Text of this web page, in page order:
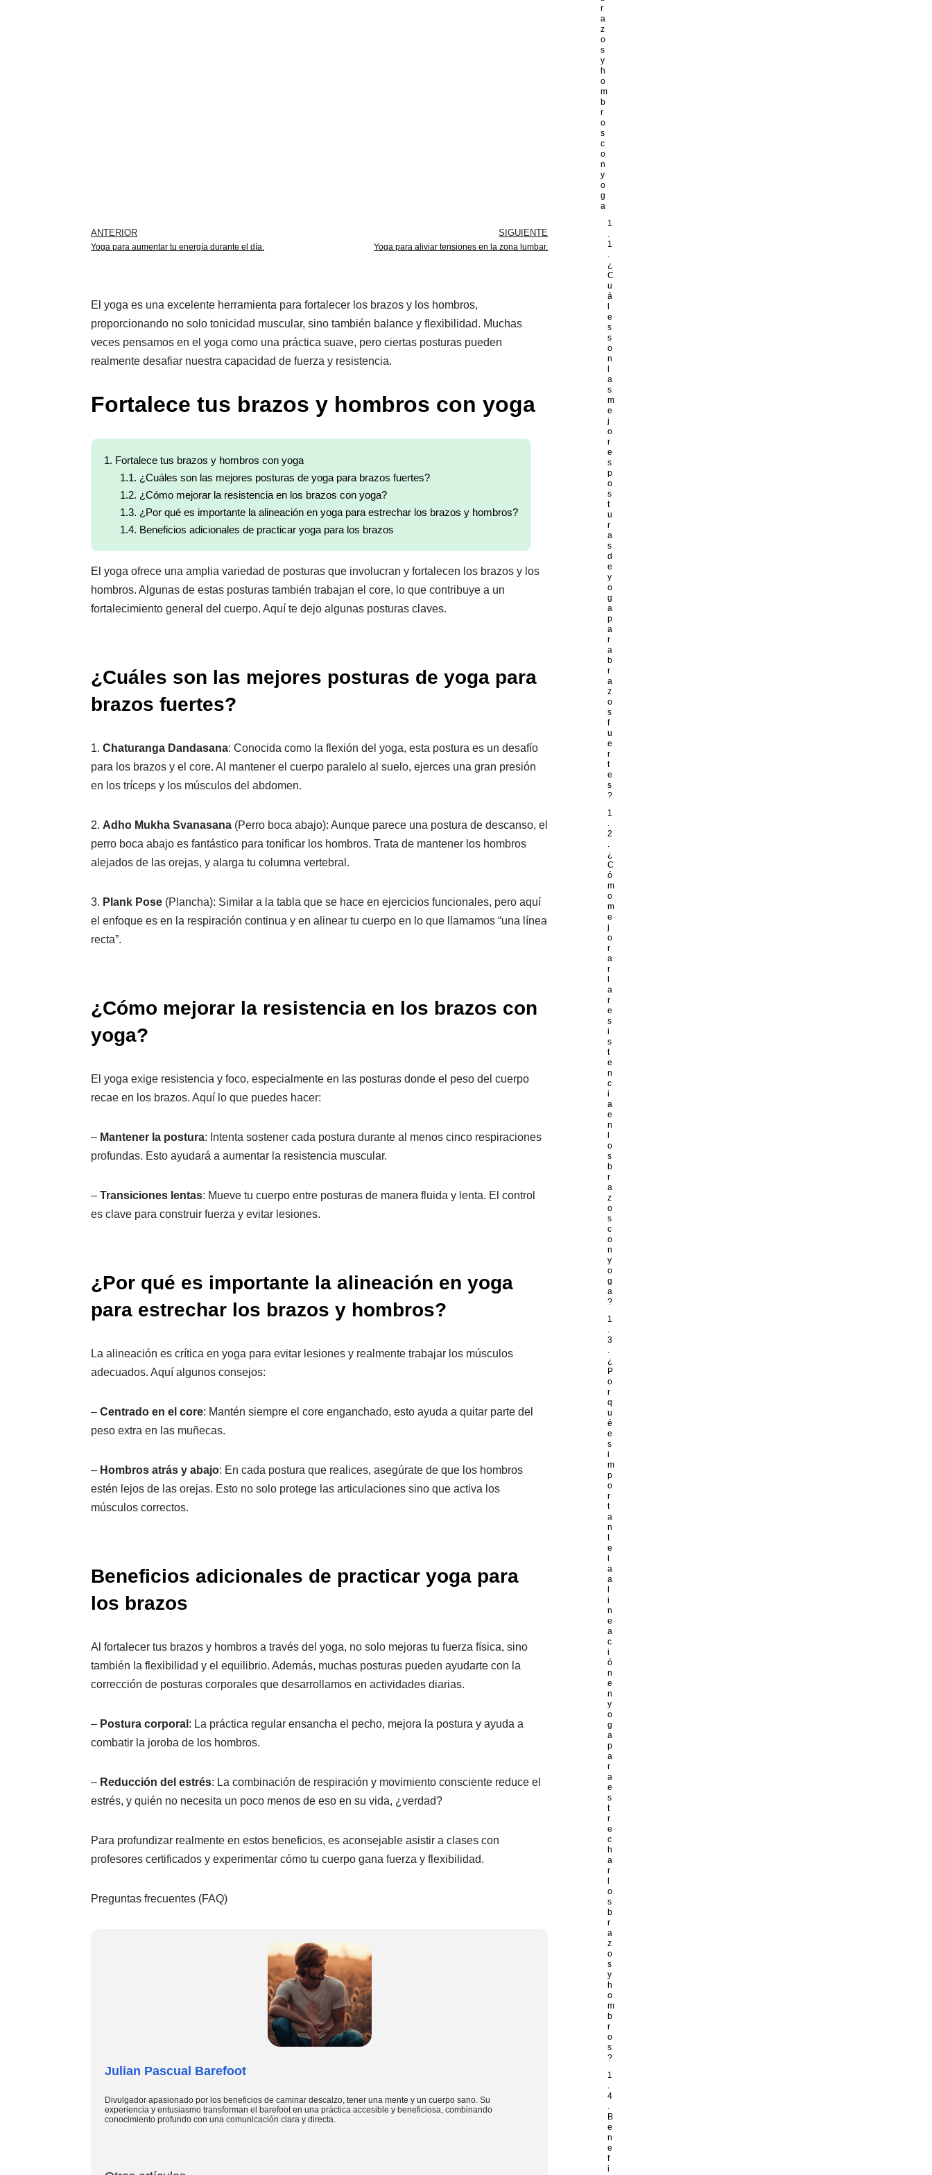
ANTERIOR
Yoga para aumentar tu energía durante el día.
SIGUIENTE
Yoga para aliviar tensiones en la zona lumbar.
El yoga es una excelente herramienta para fortalecer los brazos y los hombros,
proporcionando no solo tonicidad muscular, sino también balance y flexibilidad. Muchas
veces pensamos en el yoga como una práctica suave, pero ciertas posturas pueden
realmente desafiar nuestra capacidad de fuerza y resistencia.
Fortalece tus brazos y hombros con yoga
1. Fortalece tus brazos y hombros con yoga
1.1. ¿Cuáles son las mejores posturas de yoga para brazos fuertes?
1.2. ¿Cómo mejorar la resistencia en los brazos con yoga?
1.3. ¿Por qué es importante la alineación en yoga para estrechar los brazos y hombros?
1.4. Beneficios adicionales de practicar yoga para los brazos
El yoga ofrece una amplia variedad de posturas que involucran y fortalecen los brazos y los
hombros. Algunas de estas posturas también trabajan el core, lo que contribuye a un
fortalecimiento general del cuerpo. Aquí te dejo algunas posturas claves.
¿Cuáles son las mejores posturas de yoga para
brazos fuertes?
1. Chaturanga Dandasana: Conocida como la flexión del yoga, esta postura es un desafío
para los brazos y el core. Al mantener el cuerpo paralelo al suelo, ejerces una gran presión
en los tríceps y los músculos del abdomen.
2. Adho Mukha Svanasana (Perro boca abajo): Aunque parece una postura de descanso, el
perro boca abajo es fantástico para tonificar los hombros. Trata de mantener los hombros
alejados de las orejas, y alarga tu columna vertebral.
3. Plank Pose (Plancha): Similar a la tabla que se hace en ejercicios funcionales, pero aquí
el enfoque es en la respiración continua y en alinear tu cuerpo en lo que llamamos “una línea
recta”.
¿Cómo mejorar la resistencia en los brazos con
yoga?
El yoga exige resistencia y foco, especialmente en las posturas donde el peso del cuerpo
recae en los brazos. Aquí lo que puedes hacer:
– Mantener la postura: Intenta sostener cada postura durante al menos cinco respiraciones
profundas. Esto ayudará a aumentar la resistencia muscular.
– Transiciones lentas: Mueve tu cuerpo entre posturas de manera fluida y lenta. El control
es clave para construir fuerza y evitar lesiones.
¿Por qué es importante la alineación en yoga
para estrechar los brazos y hombros?
La alineación es crítica en yoga para evitar lesiones y realmente trabajar los músculos
adecuados. Aquí algunos consejos:
– Centrado en el core: Mantén siempre el core enganchado, esto ayuda a quitar parte del
peso extra en las muñecas.
– Hombros atrás y abajo: En cada postura que realices, asegúrate de que los hombros
estén lejos de las orejas. Esto no solo protege las articulaciones sino que activa los
músculos correctos.
Beneficios adicionales de practicar yoga para
los brazos
Al fortalecer tus brazos y hombros a través del yoga, no solo mejoras tu fuerza física, sino
también la flexibilidad y el equilibrio. Además, muchas posturas pueden ayudarte con la
corrección de posturas corporales que desarrollamos en actividades diarias.
– Postura corporal : La práctica regular ensancha el pecho, mejora la postura y ayuda a
combatir la joroba de los hombros.
– Reducción del estrés: La combinación de respiración y movimiento consciente reduce el
estrés, y quién no necesita un poco menos de eso en su vida, ¿verdad?
Para profundizar realmente en estos beneficios, es aconsejable asistir a clases con
profesores certificados y experimentar cómo tu cuerpo gana fuerza y flexibilidad.
Preguntas frecuentes (FAQ)
Julian Pascual Barefoot
Divulgador apasionado por los beneficios de caminar descalzo, tener una mente y un cuerpo sano. Su
experiencia y entusiasmo transforman el barefoot en una práctica accesible y beneficiosa, combinando
conocimiento profundo con una comunicación clara y directa.
r
a
z
o
s
y
h
o
m
b
r
o
s
c
o
n
y
o
g
a
1
.
1
.
¿
C
u
á
e
s
s
o
n
a
s
m
e
j
o
r
e
s
p
o
s
t
u
r
a
s
d
e
y
o
g
a
p
a
r
a
b
r
a
z
o
s
f
u
e
r
t
e
s
?
1
.
2
.
¿
C
ó
m
o
m
e
j
o
r
a
r
a
r
e
s
i
s
t
e
n
c
i
a
e
n
o
s
b
r
a
z
o
s
c
o
n
y
o
g
a
?
1
.
3
.
¿
P
o
r
q
u
é
e
s
i
m
p
o
r
t
a
n
t
e
a
a
i
n
e
a
c
i
ó
n
e
n
y
o
g
a
p
a
r
a
e
s
t
r
e
c
h
a
r
o
s
b
r
a
z
o
s
y
h
o
m
b
r
o
s
?
1
.
4
.
B
e
n
e
f
i